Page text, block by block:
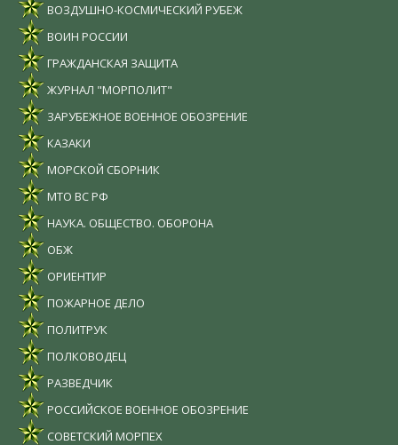
ВОЗДУШНО-КОСМИЧЕСКИЙ РУБЕЖ
ВОИН РОССИИ
ГРАЖДАНСКАЯ ЗАЩИТА
ЖУРНАЛ "МОРПОЛИТ"
ЗАРУБЕЖНОЕ ВОЕННОЕ ОБОЗРЕНИЕ
КАЗАКИ
МОРСКОЙ СБОРНИК
МТО ВС РФ
НАУКА. ОБЩЕСТВО. ОБОРОНА
ОБЖ
ОРИЕНТИР
ПОЖАРНОЕ ДЕЛО
ПОЛИТРУК
ПОЛКОВОДЕЦ
РАЗВЕДЧИК
РОССИЙСКОЕ ВОЕННОЕ ОБОЗРЕНИЕ
СОВЕТСКИЙ МОРПЕХ